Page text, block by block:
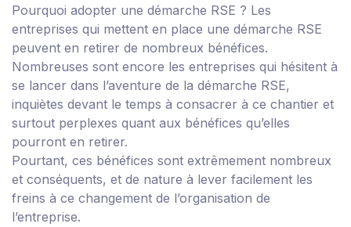
Pourquoi adopter une démarche RSE ? Les
entreprises qui mettent en place une démarche RSE
peuvent en retirer de nombreux bénéfices.
Nombreuses sont encore les entreprises qui hésitent à
se lancer dans l’aventure de la démarche RSE,
inquiètes devant le temps à consacrer à ce chantier et
surtout perplexes quant aux bénéfices qu’elles
pourront en retirer.
Pourtant, ces bénéfices sont extrêmement nombreux
et conséquents, et de nature à lever facilement les
freins à ce changement de l’organisation de
l’entreprise.